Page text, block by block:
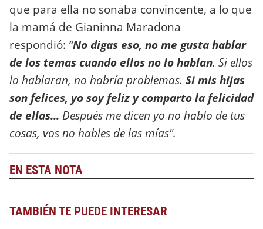
que para ella no sonaba convincente, a lo que
la mamá de Gianinna Maradona
respondió: “No digas eso, no me gusta hablar
de los temas cuando ellos no lo hablan. Si ellos
lo hablaran, no habría problemas. Si mis hijas
son felices, yo soy feliz y comparto la felicidad
de ellas... Después me dicen yo no hablo de tus
cosas, vos no hables de las mías".
EN ESTA NOTA
TAMBIÉN TE PUEDE INTERESAR